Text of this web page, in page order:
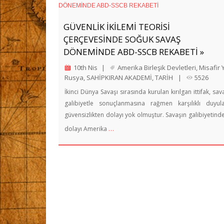
GÜVENLİK İKİLEMİ TEORİSİ
ÇERÇEVESİNDE SOĞUK SAVAŞ
DÖNEMİNDE ABD-SSCB REKABETİ »
10th Nis | Amerika Birleşik Devletleri, Misafir
Rusya, SAHİPKIRAN AKADEMİ,TARİH | 5526
İkinci Dünya Savaşı sırasında kurulan kırılgan ittifak,
galibiyetle sonuçlanmasına rağmen karşılıklı
güvensizlikten dolayı yok olmuştur. Savaşın
dolayı Amerika …